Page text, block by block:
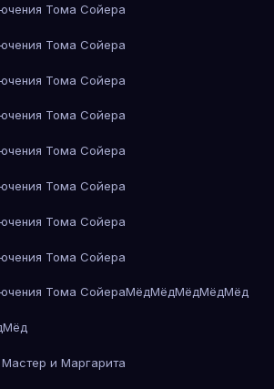
Тома Сойера
Тома Сойера
Тома Сойера
Тома Сойера
Тома Сойера
Тома Сойера
Тома Сойера
Тома Сойера
Тома СойераМёдМёдМёдМёдМёд
Мёд
и Маргарита